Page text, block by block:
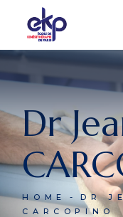
Dr
HOME
DR
CARCOPINO